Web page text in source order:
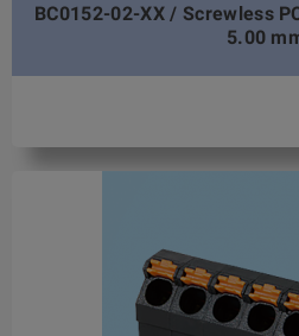
BC0152-02-XX / Screwless
5.00